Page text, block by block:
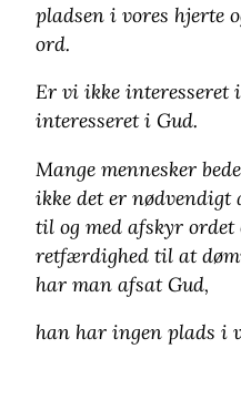
pladsen i vores hjerte
ord.
Er vi ikke interesseret
interesseret i Gud.
Mange mennesker
ikke det er nødvendigt
til og med afskyr ordet
retfærdighed til at
har man afsat Gud,
han har ingen plads i